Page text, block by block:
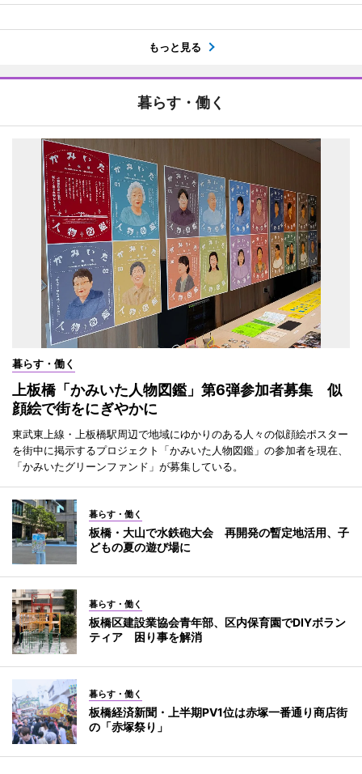
もっと見る
暮らす・働く
暮らす・働く
上板橋「かみいた人物図鑑」第6弾参加者募集 似
顔絵で街をにぎやかに
東武東上線・上板橋駅周辺で地域にゆかりのある人々の似顔絵ポスター
を街中に掲示するプロジェクト「かみいた人物図鑑」の参加者を現在、
「かみいたグリーンファンド」が募集している。
暮らす・働く
板橋・大山で水鉄砲大会 再開発の暫定地活用、子
どもの夏の遊び場に
暮らす・働く
板橋区建設業協会青年部、区内保育園でDIYボラン
ティア 困り事を解消
暮らす・働く
板橋経済新聞・上半期PV1位は赤塚一番通り商店街
の「赤塚祭り」